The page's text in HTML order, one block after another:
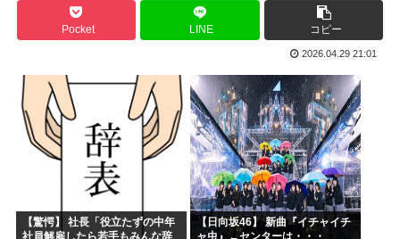
このガンプラなにかわかる？
エッヂ声優大好き部
ラジコンのキングタイガーでスズメバチの巣に突撃「ハチから...
イチローがマリナーズ主催のHRダービーで見せた活躍にML...
高市早苗、また怪しい経歴が出てくるwww
子供にはロボットアニメ以外禁止にするわ
【画像】キオクシア声優・羊宮妃那ちゃん今日も信用できるw...
Pocket LINE コピー
2026.04.29 21:01
【驚愕】 社長「役立たずの中年
社員解雇したら若手もみんな辞
【日向坂46】 新曲『イチャイチ
ャ虫』←センターは・・・